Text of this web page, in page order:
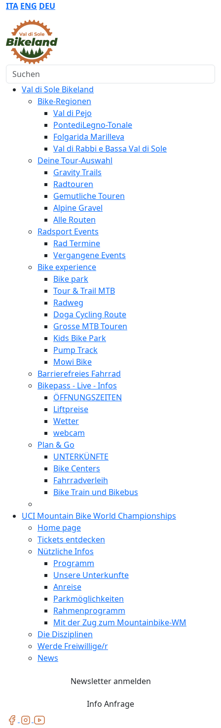
ITA ENG DEU
Suchen
Val di Sole Bikeland
Bike-Regionen
Val di Pejo
PontediLegno-Tonale
Folgarida Marilleva
Val di Rabbi e Bassa Val di Sole
Deine Tour-Auswahl
Gravity Trails
Radtouren
Gemutliche Touren
Alpine Gravel
Alle Routen
Radsport Events
Rad Termine
Vergangene Events
Bike experience
Bike park
Tour & Trail MTB
Radweg
Doga Cycling Route
Grosse MTB Touren
Kids Bike Park
Pump Track
Mowi Bike
Barrierefreies Fahrrad
Bikepass - Live - Infos
ÖFFNUNGSZEITEN
Liftpreise
Wetter
webcam
Plan & Go
UNTERKÜNFTE
Bike Centers
Fahrradverleih
Bike Train und Bikebus
UCI Mountain Bike World Championships
Home page
Tickets entdecken
Nützliche Infos
Programm
Unsere Unterkunfte
Anreise
Parkmöglichkeiten
Rahmenprogramm
Mit der Zug zum Mountainbike-WM
Die Disziplinen
Werde Freiwillige/r
News
Newsletter anmelden
Info Anfrage